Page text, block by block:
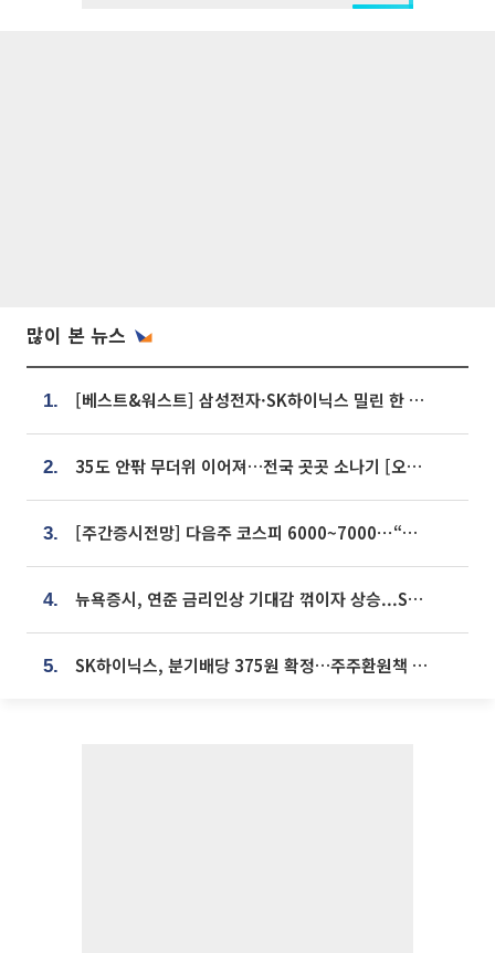
많이 본 뉴스
1. [베스트&워스트] 삼성전자·SK하이닉스 밀린 한 주…상상인증권은 85% 급등
2. 35도 안팎 무더위 이어져…전국 곳곳 소나기 [오늘 날씨]
3. [주간증시전망] 다음주 코스피 6000~7000⋯“外人 수급은 정책이 변수”
4. 뉴욕증시, 연준 금리인상 기대감 꺾이자 상승...S&P500 사상 최고치 [종합]
5. SK하이닉스, 분기배당 375원 확정…주주환원책 9월로 앞당겨 발표